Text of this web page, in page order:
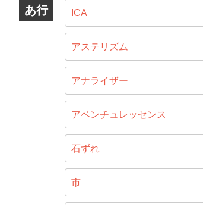
あ行 ICA
アステリズム
アナライザー
アベンチュレッセンス
石ずれ
市